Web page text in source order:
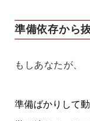
準備依存から
もしあなたが、
準備ばかりして